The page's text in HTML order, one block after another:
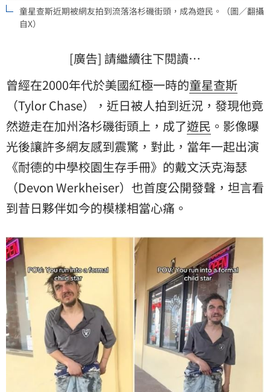
童星查斯近期被網友拍到流落洛杉磯街頭，成為遊民。（圖／翻攝
自X）
[廣告] 請繼續往下閱讀…
曾經在2000年代於美國紅極一時的童星查斯
（Tylor Chase），近日被人拍到近況，發現他竟
然遊走在加州洛杉磯街頭上，成了遊民 。影像曝
光後讓許多網友感到震驚，對此，當年一起出演
《耐德的中學校園生存手冊》的戴文沃克海瑟
（Devon Werkheiser）也首度公開發聲，坦言看
到昔日夥伴如今的模樣相當心痛。